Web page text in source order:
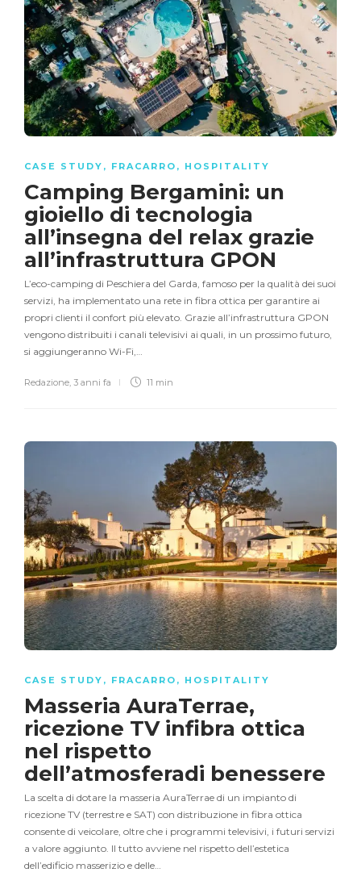
CASE STUDY , FRACARRO , HOSPITALITY
Camping Bergamini: un
gioiello di tecnologia
all’insegna del relax grazie
all’infrastruttura GPON
L’eco-camping di Peschiera del Garda, famoso per la qualità dei suoi
servizi, ha implementato una rete in fibra ottica per garantire ai
propri clienti il confort più elevato. Grazie all’infrastruttura GPON
vengono distribuiti i canali televisivi ai quali, in un prossimo futuro,
si aggiungeranno Wi-Fi,…
Redazione, 3 anni fa 11 min
CASE STUDY , FRACARRO , HOSPITALITY
Masseria AuraTerrae,
ricezione TV infibra ottica
nel rispetto
dell’atmosferadi benessere
La scelta di dotare la masseria AuraTerrae di un impianto di
ricezione TV (terrestre e SAT) con distribuzione in fibra ottica
consente di veicolare, oltre che i programmi televisivi, i futuri servizi
a valore aggiunto. Il tutto avviene nel rispetto dell’estetica
dell’edificio masserizio e delle…